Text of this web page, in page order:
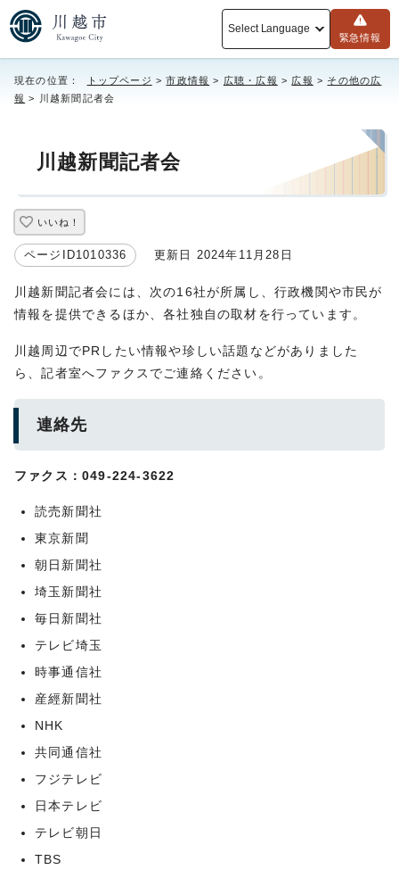
Select Language
緊急情報
現在の位置： トップページ >市政情報 > 広聴・広報 > 広報 > その他の広
報 > 川越新聞記者会
川越新聞記者会
いいね！
ページID1010336 更新日 2024年11月28日
川越新聞記者会には、次の16社が所属し、行政機関や市民が
情報を提供できるほか、各社独自の取材を行っています。
川越周辺でPRしたい情報や珍しい話題などがありました
ら、記者室へファクスでご連絡ください。
連絡先
ファクス：049-224-3622
読売新聞社
東京新聞
朝日新聞社
埼玉新聞社
毎日新聞社
テレビ埼玉
時事通信社
産經新聞社
NHK
共同通信社
フジテレビ
日本テレビ
テレビ朝日
TBS